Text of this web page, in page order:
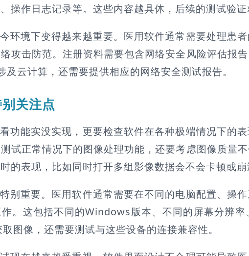
操作日志记录等。这些内容越具体，后续的测试验证
环境下变得越来越重要。医用软件通常需要处理患
攻击防范。注册资料需要包含网络安全风险评估报
云计算，还需要提供相应的网络安全测试报告。
关注点
功能实没实现，更要检查软件在各种极端情况下的
试正常情况下的图像处理功能，还要考虑图像质量
的表现，比如同时打开多组影像数据会不会卡顿或崩
别重要。医用软件通常需要在不同的电脑配置、操
。这包括不同的Windows版本、不同的屏幕分辨
图像，还需要测试与这些设备的连接兼容性。